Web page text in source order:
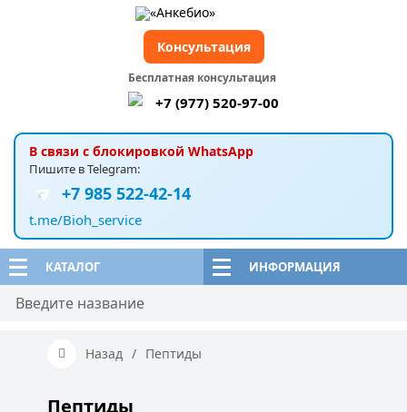
КАТАЛОГ ИНФОРМАЦИЯ
В связи с блокировкой WhatsApp
Пишите в Telegram:
+7 985 522-42-14
t.me/Bioh_service
Бесплатная консультация
+7 (977) 520-97-00
Консультация
Назад / Пептиды
Пептиды